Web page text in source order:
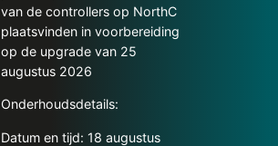
van de controllers op NorthC
plaatsvinden in voorbereiding
op de upgrade van 25
augustus 2026
Onderhoudsdetails:
Datum en tijd: 18 augustus